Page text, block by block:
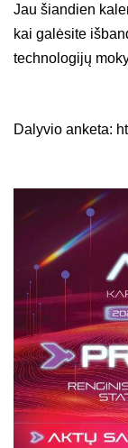
Jau šiandien
kai galėsite
technologijų
Dalyvio anketa: